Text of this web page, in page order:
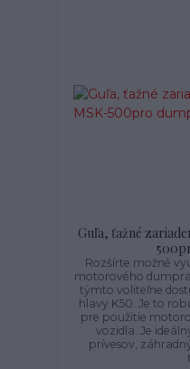
Guľa, ťažné
Rozšírte možné
motorového
týmto voliteľne
hlavy K50. Je to
pre použitie
vozidla. Je
prívesov,